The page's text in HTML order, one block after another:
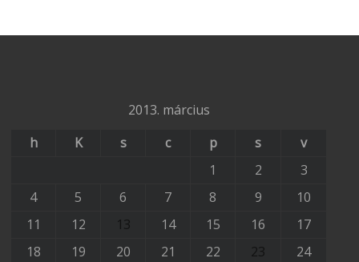
2013. március
h
K s c p s
v
1
2
3
4
5 6 7 8 9
10
11
12 13 14 15 16
17
18
19 20 21 22 23
24